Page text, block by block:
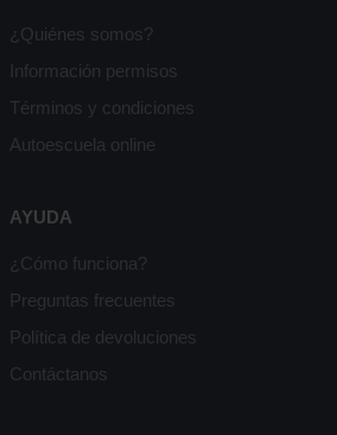
¿Quiénes somos?
Información permisos
Términos y condiciones
Autoescuela online
AYUDA
¿Cómo funciona?
Preguntas frecuentes
Política de devoluciones
Contáctanos